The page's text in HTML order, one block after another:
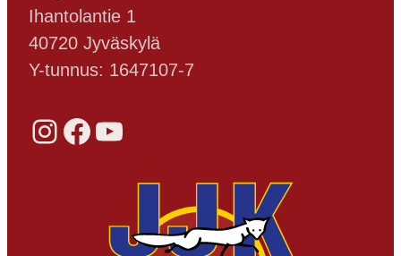
Ihantolantie 1
40720 Jyväskylä
Y-tunnus: 1647107-7
Instagram Facebook YouTube